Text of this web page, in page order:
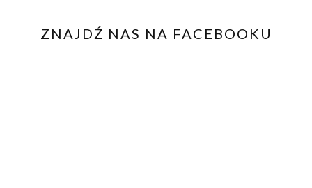
ZNAJDŹ NAS NA FACEBOOKU